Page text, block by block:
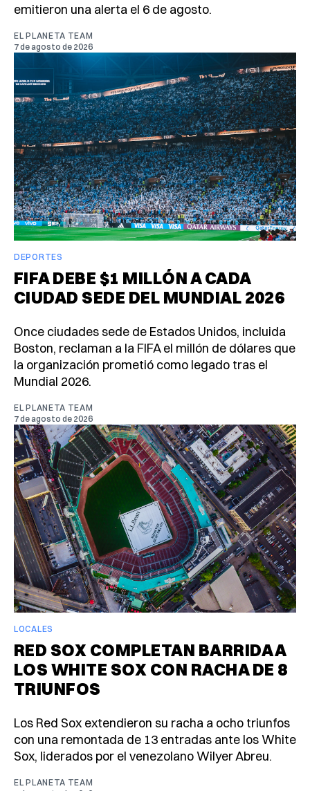
emitieron una alerta el 6 de agosto.
EL PLANETA TEAM
7 de agosto de 2026
DEPORTES
FIFA DEBE $1 MILLÓN A CADA
CIUDAD SEDE DEL MUNDIAL 2026
Once ciudades sede de Estados Unidos, incluida
Boston, reclaman a la FIFA el millón de dólares que
la organización prometió como legado tras el
Mundial 2026.
EL PLANETA TEAM
7 de agosto de 2026
LOCALES
RED SOX COMPLETAN BARRIDA A
LOS WHITE SOX CON RACHA DE 8
TRIUNFOS
Los Red Sox extendieron su racha a ocho triunfos
con una remontada de 13 entradas ante los White
Sox, liderados por el venezolano Wilyer Abreu.
EL PLANETA TEAM